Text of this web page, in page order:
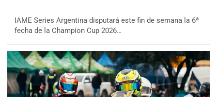
IAME Series Argentina disputará este fin de semana la 6ª
fecha de la Champion Cup 2026…